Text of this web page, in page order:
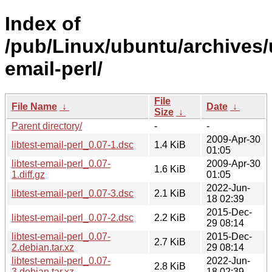
Index of
/pub/Linux/ubuntu/
email-perl/
File Name ↓
File
Size ↓
Date ↓
Parent directory/
-
-
libtest-email-perl_0.07-1.dsc
1.4 KiB
2009-Apr-30
01:05
libtest-email-perl_0.07-
1.diff.gz
1.6 KiB
2009-Apr-30
01:05
libtest-email-perl_0.07-3.dsc
2.1 KiB
2022-Jun-
18 02:39
libtest-email-perl_0.07-2.dsc
2.2 KiB
2015-Dec-
29 08:14
libtest-email-perl_0.07-
2.debian.tar.xz
2.7 KiB
2015-Dec-
29 08:14
libtest-email-perl_0.07-
2.8 KiB
2022-Jun-